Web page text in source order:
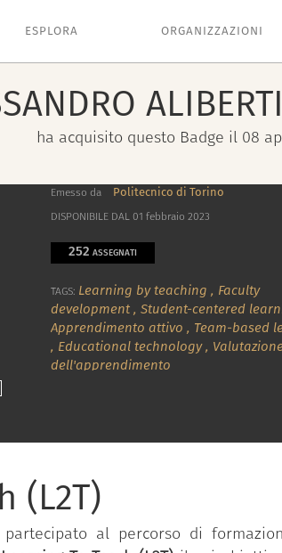
ESPLORA ORGANIZZAZIONI
ALIBERTI
ha acquisito questo Badge il 08
Emesso da Politecnico di Torino
DISPONIBILE DAL 01 febbraio 2023
252 ASSEGNATI
TAGS: Learning by teaching , Faculty
development ,Student-centered
Apprendimento attivo , Team-based
, Educational technology,
dell'apprendimento
(L2T)
al percorso di